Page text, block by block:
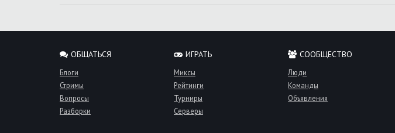
ОБЩАТЬСЯ
Блоги
Стримы
Вопросы
Разборки
ИГРАТЬ
Миксы
Рейтинги
Турниры
Серверы
СООБЩЕСТВО
Люди
Команды
Объявления